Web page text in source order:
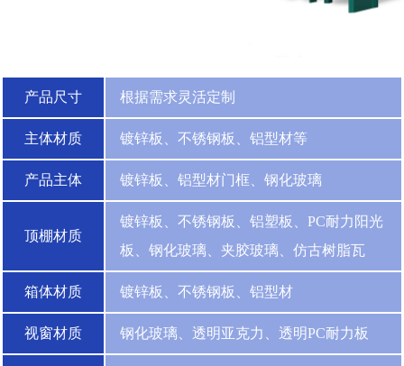
产品尺寸 根据需求灵活定制
主体材质 镀锌板、不锈钢板、铝型材等
产品主体 镀锌板、铝型材门框、钢化玻璃
顶棚材质
镀锌板、不锈钢板、铝塑板、PC耐力阳光
板、钢化玻璃、夹胶玻璃、仿古树脂瓦
箱体材质 镀锌板、不锈钢板、铝型材
视窗材质 钢化玻璃、透明亚克力、透明PC耐力板